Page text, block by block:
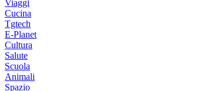
Viaggi
Cucina
Tgtech
E-Planet
Cultura
Salute
Scuola
Animali
Spazio